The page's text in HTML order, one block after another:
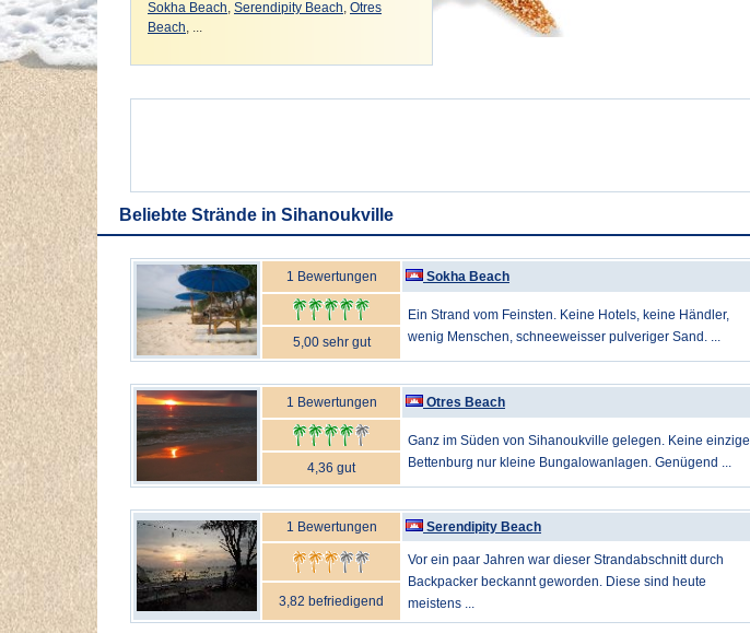
Sokha Beach, Serendipity Beach, Otres
Beach, ...
Beliebte Strände in Sihanoukville
1 Bewertungen Sokha Beach
Ein Strand vom Feinsten. Keine Hotels, keine Händler,
wenig Menschen, schneeweisser pulveriger Sand. ...
5,00 sehr gut
1 Bewertungen Otres Beach
Ganz im Süden von Sihanoukville gelegen. Keine einzige
Bettenburg nur kleine Bungalowanlagen. Genügend ...
4,36 gut
1 Bewertungen Serendipity Beach
Vor ein paar Jahren war dieser Strandabschnitt durch
Backpacker beckannt geworden. Diese sind heute
meistens ...
3,82 befriedigend